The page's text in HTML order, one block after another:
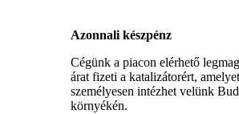
Azonnali készpénz
Cégünk a piacon elérhető
árat fizeti a katalizátorért, amelyet
személyesen intézhet velünk
környékén.